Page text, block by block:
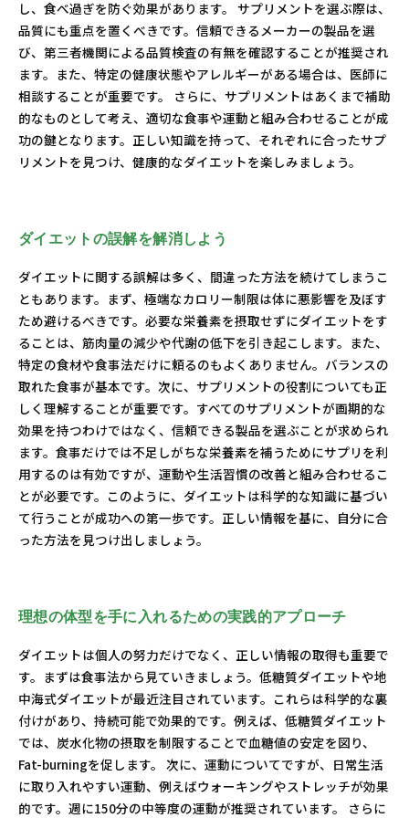
し、食べ過ぎを防ぐ効果があります。 サプリメントを選ぶ際は、
品質にも重点を置くべきです。信頼できるメーカーの製品を選
び、第三者機関による品質検査の有無を確認することが推奨され
ます。また、特定の健康状態やアレルギーがある場合は、医師に
相談することが重要です。 さらに、サプリメントはあくまで補助
的なものとして考え、適切な食事や運動と組み合わせることが成
功の鍵となります。正しい知識を持って、それぞれに合ったサプ
リメントを見つけ、健康的なダイエットを楽しみましょう。
ダイエットの誤解を解消しよう
ダイエットに関する誤解は多く、間違った方法を続けてしまうこ
ともあります。まず、極端なカロリー制限は体に悪影響を及ぼす
ため避けるべきです。必要な栄養素を摂取せずにダイエットをす
ることは、筋肉量の減少や代謝の低下を引き起こします。また、
特定の食材や食事法だけに頼るのもよくありません。バランスの
取れた食事が基本です。次に、サプリメントの役割についても正
しく理解することが重要です。すべてのサプリメントが画期的な
効果を持つわけではなく、信頼できる製品を選ぶことが求められ
ます。食事だけでは不足しがちな栄養素を補うためにサプリを利
用するのは有効ですが、運動や生活習慣の改善と組み合わせるこ
とが必要です。このように、ダイエットは科学的な知識に基づい
て行うことが成功への第一歩です。正しい情報を基に、自分に合
った方法を見つけ出しましょう。
理想の体型を手に入れるための実践的アプローチ
ダイエットは個人の努力だけでなく、正しい情報の取得も重要で
す。まずは食事法から見ていきましょう。低糖質ダイエットや地
中海式ダイエットが最近注目されています。これらは科学的な裏
付けがあり、持続可能で効果的です。例えば、低糖質ダイエット
では、炭水化物の摂取を制限することで血糖値の安定を図り、
Fat-burningを促します。 次に、運動についてですが、日常生活
に取り入れやすい運動、例えばウォーキングやストレッチが効果
的です。週に150分の中等度の運動が推奨されています。 さらに